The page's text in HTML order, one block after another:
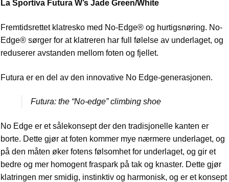
La Sportiva Futura W’s Jade Green/White
Fremtidsrettet klatresko med No-Edge® og hurtigsnøring. No-
Edge® sørger for at klatreren har full følelse av underlaget, og
reduserer avstanden mellom foten og fjellet.
Futura er en del av den innovative No Edge-generasjonen.
Futura: the “No-edge” climbing shoe
No Edge er et sålekonsept der den tradisjonelle kanten er
borte. Dette gjør at foten kommer mye nærmere underlaget, og
på den måten øker fotens følsomhet for underlaget, og gir et
bedre og mer homogent fraspark på tak og knaster. Dette gjør
klatringen mer smidig, instinktiv og harmonisk, og er et konsept